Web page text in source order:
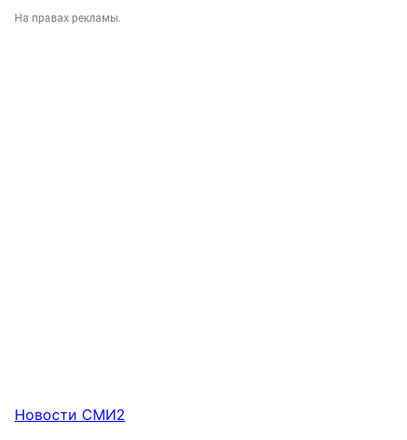
На правах рекламы.
Новости СМИ2